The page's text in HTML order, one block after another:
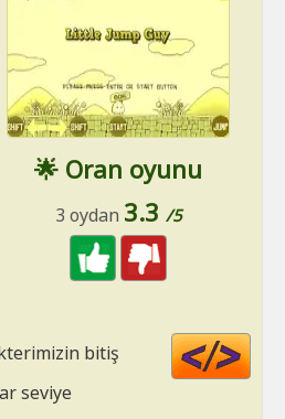
🌟 Oran oyunu
3 oydan 3.3 /5
bitiş
seviye